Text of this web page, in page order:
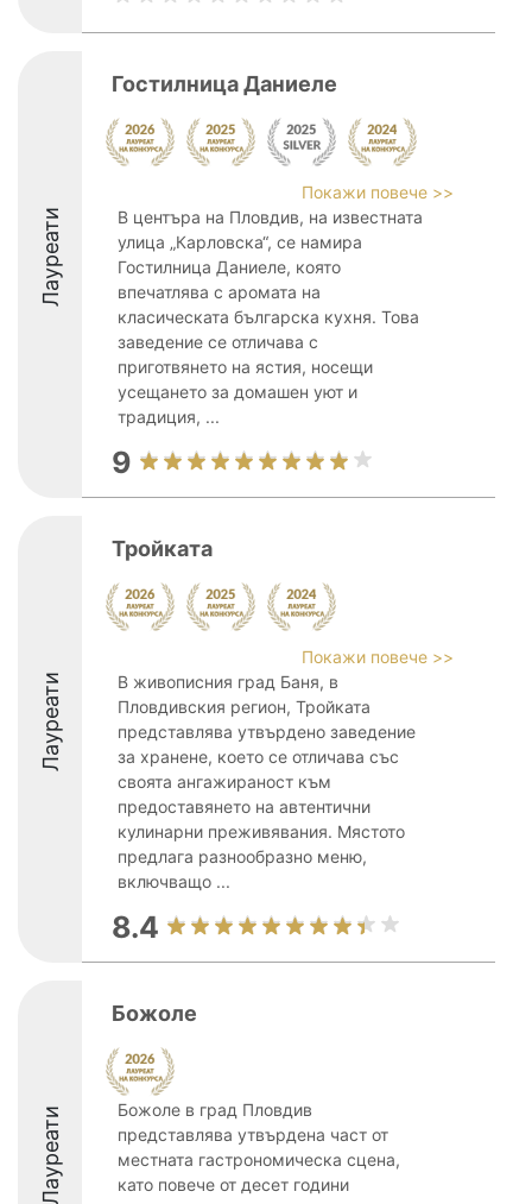
Лауреати
Гостилница Даниеле
Покажи повече >>
В центъра на Пловдив, на известната
улица „Карловска“, се намира
Гостилница Даниеле, която
впечатлява с аромата на
класическата българска кухня. Това
заведение се отличава с
приготвянето на ястия, носещи
усещането за домашен уют и
традиция, ...
9
Лауреати
Тройката
Покажи повече >>
В живописния град Баня, в
Пловдивския регион, Тройката
представлява утвърдено заведение
за хранене, което се отличава със
своята ангажираност към
предоставянето на автентични
кулинарни преживявания. Мястото
предлага разнообразно меню,
включващо ...
8.4
Лауреати
Божоле
Божоле в град Пловдив
представлява утвърдена част от
местната гастрономическа сцена,
като повече от десет години